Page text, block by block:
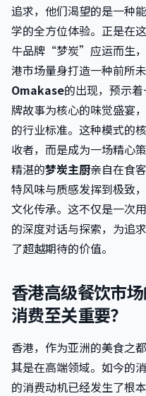
追求，他们渴望的是一种
学的全方位体验。正是在
牛品牌“梦炭”应运而生
港市场量身打造一种前所
Omakase的出现，预示
牌故事为核心的味觉盛宴
的行业标准。这种模式的
收者，而是成为一场精心
精湛的梦炭主厨亲自在食
特风味与质感发挥到极致
文化传承。这不仅是一次
的深度对话与探索，为追
了超越期待的价值。
香港高级餐饮市
消费至关重要？
香港，作为亚洲的美食之
其是在高端领域。如今的
的消费动机已经发生了根